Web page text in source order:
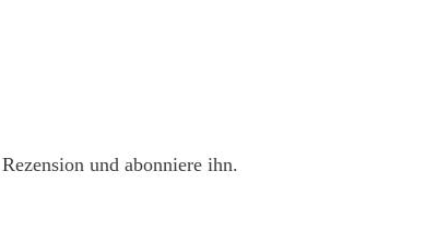
und abonniere ihn.